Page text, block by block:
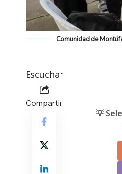
Comunidad de
Escuchar
Compartir
💡